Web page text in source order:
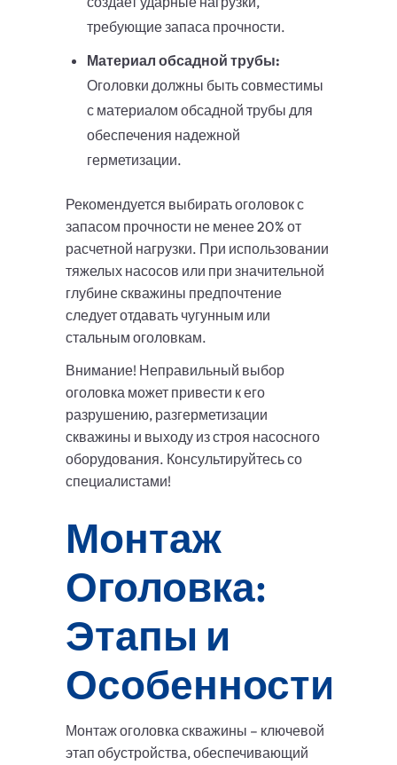
требующие запаса прочности.
Материал обсадной трубы:
Оголовки должны быть совместимы
с материалом обсадной трубы для
обеспечения надежной
герметизации.
Рекомендуется выбирать оголовок с
запасом прочности не менее 20% от
расчетной нагрузки. При использовании
тяжелых насосов или при значительной
глубине скважины предпочтение
следует отдавать чугунным или
стальным оголовкам.
Внимание! Неправильный выбор
оголовка может привести к его
разрушению, разгерметизации
скважины и выходу из строя насосного
оборудования. Консультируйтесь со
специалистами!
Монтаж
Оголовка:
Этапы и
Особенности
Монтаж оголовка скважины – ключевой
этап обустройства, обеспечивающий